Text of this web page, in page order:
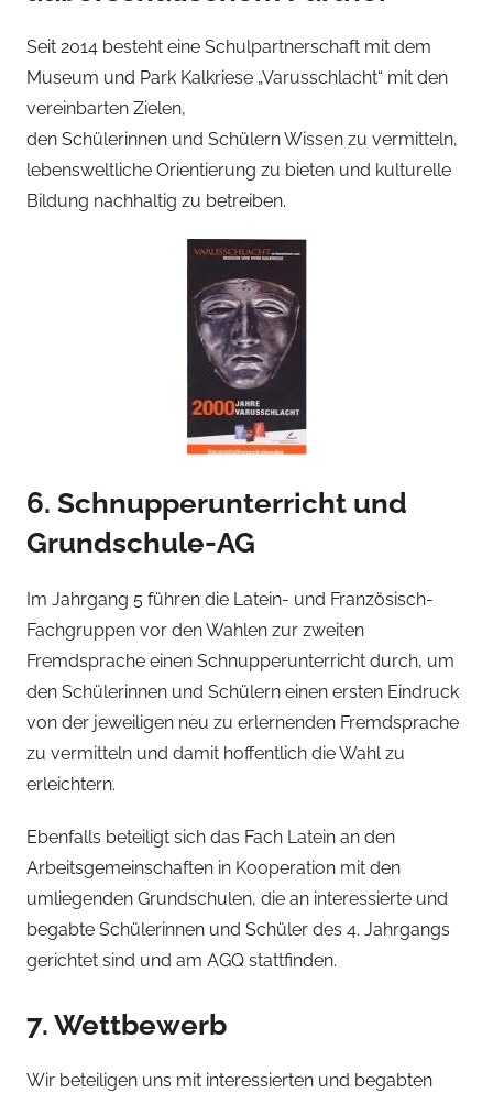
Seit 2014 besteht eine Schulpartnerschaft mit dem
Museum und Park Kalkriese „Varusschlacht“ mit den
vereinbarten Zielen,
den Schülerinnen und Schülern Wissen zu vermitteln,
lebensweltliche Orientierung zu bieten und kulturelle
Bildung nachhaltig zu betreiben.
6. Schnupperunterricht und
Grundschule-AG
Im Jahrgang 5 führen die Latein- und Französisch-
Fachgruppen vor den Wahlen zur zweiten
Fremdsprache einen Schnupperunterricht durch, um
den Schülerinnen und Schülern einen ersten Eindruck
von der jeweiligen neu zu erlernenden Fremdsprache
zu vermitteln und damit hoffentlich die Wahl zu
erleichtern.
Ebenfalls beteiligt sich das Fach Latein an den
Arbeitsgemeinschaften in Kooperation mit den
umliegenden Grundschulen, die an interessierte und
begabte Schülerinnen und Schüler des 4. Jahrgangs
gerichtet sind und am AGQ stattfinden.
7. Wettbewerb
Wir beteiligen uns mit interessierten und begabten